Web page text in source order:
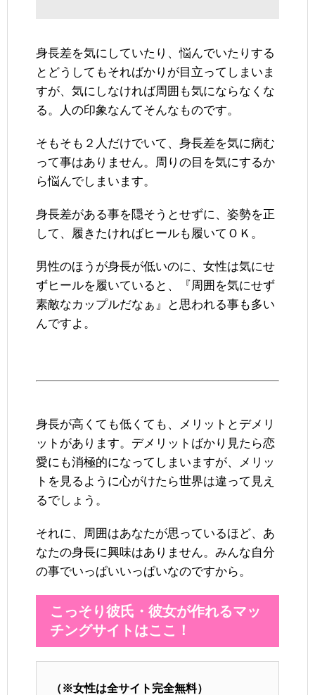
身長差を気にしていたり、悩んでいたりする
とどうしてもそればかりが目立ってしまいま
すが、気にしなければ周囲も気にならなくな
る。人の印象なんてそんなものです。
そもそも２人だけでいて、身長差を気に病む
って事はありません。周りの目を気にするか
ら悩んでしまいます。
身長差がある事を隠そうとせずに、姿勢を正
して、履きたければヒールも履いてＯＫ。
男性のほうが身長が低いのに、女性は気にせ
ずヒールを履いていると、『周囲を気にせず
素敵なカップルだなぁ』と思われる事も多い
んですよ。
身長が高くても低くても、メリットとデメリ
ットがあります。デメリットばかり見たら恋
愛にも消極的になってしまいますが、メリッ
トを見るように心がけたら世界は違って見え
るでしょう。
それに、周囲はあなたが思っているほど、あ
なたの身長に興味はありません。みんな自分
の事でいっぱいいっぱいなのですから。
こっそり彼氏・彼女が作れるマッ
チングサイトはここ！
（※女性は全サイト完全無料）